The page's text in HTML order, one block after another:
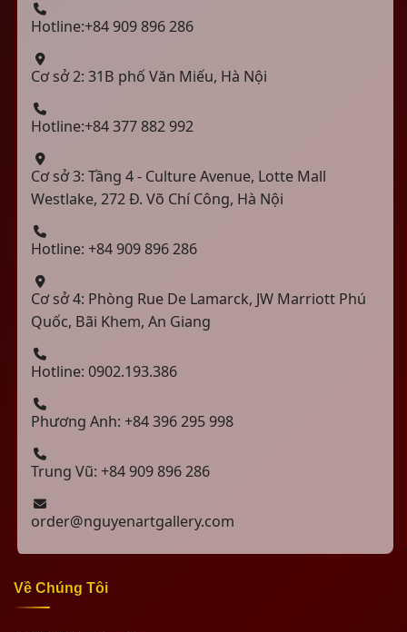
Hotline:+84 909 896 286
Cơ sở 2: 31B phố Văn Miếu, Hà Nội
Hotline:+84 377 882 992
Cơ sở 3: Tầng 4 - Culture Avenue, Lotte Mall
Westlake, 272 Đ. Võ Chí Công, Hà Nội
Hotline: +84 909 896 286
Cơ sở 4: Phòng Rue De Lamarck, JW Marriott Phú
Quốc, Bãi Khem, An Giang
Hotline: 0902.193.386
Phương Anh: +84 396 295 998
Trung Vũ: +84 909 896 286
order@nguyenartgallery.com
Về Chúng Tôi